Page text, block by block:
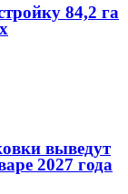
84,2 га
выведут
2027 года